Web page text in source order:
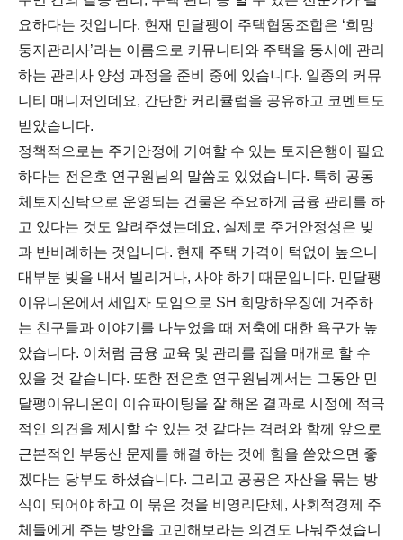
요하다는 것입니다. 현재 민달팽이 주택협동조합은 ‘희망
둥지관리사’라는 이름으로 커뮤니티와 주택을 동시에 관리
하는 관리사 양성 과정을 준비 중에 있습니다. 일종의 커뮤
니티 매니저인데요, 간단한 커리큘럼을 공유하고 코멘트도
받았습니다.
정책적으로는 주거안정에 기여할 수 있는 토지은행이 필요
하다는 전은호 연구원님의 말씀도 있었습니다. 특히 공동
체토지신탁으로 운영되는 건물은 주요하게 금융 관리를 하
고 있다는 것도 알려주셨는데요, 실제로 주거안정성은 빚
과 반비례하는 것입니다. 현재 주택 가격이 턱없이 높으니
대부분 빚을 내서 빌리거나, 사야 하기 때문입니다. 민달팽
이유니온에서 세입자 모임으로 SH 희망하우징에 거주하
는 친구들과 이야기를 나누었을 때 저축에 대한 욕구가 높
았습니다. 이처럼 금융 교육 및 관리를 집을 매개로 할 수
있을 것 같습니다. 또한 전은호 연구원님께서는 그동안 민
달팽이유니온이 이슈파이팅을 잘 해온 결과로 시정에 적극
적인 의견을 제시할 수 있는 것 같다는 격려와 함께 앞으로
근본적인 부동산 문제를 해결 하는 것에 힘을 쏟았으면 좋
겠다는 당부도 하셨습니다. 그리고 공공은 자산을 묶는 방
식이 되어야 하고 이 묶은 것을 비영리단체, 사회적경제 주
체들에게 주는 방안을 고민해보라는 의견도 나눠주셨습니